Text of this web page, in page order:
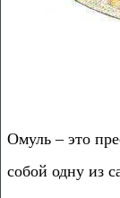
Омуль – это
собой одну из